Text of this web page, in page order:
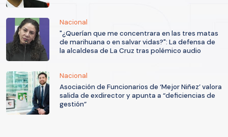
Nacional
"¿Querían que me concentrara en las tres matas
de marihuana o en salvar vidas?": La defensa de
la alcaldesa de La Cruz tras polémico audio
Nacional
Asociación de Funcionarios de ‘Mejor Niñez’ valora
salida de exdirector y apunta a “deficiencias de
gestión”